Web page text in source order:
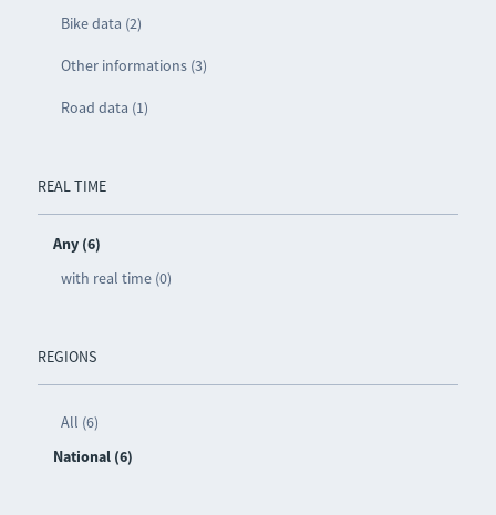
Bike data (2)
Other informations (3)
Road data (1)
REAL TIME
Any (6)
with real time (0)
REGIONS
All (6)
National (6)